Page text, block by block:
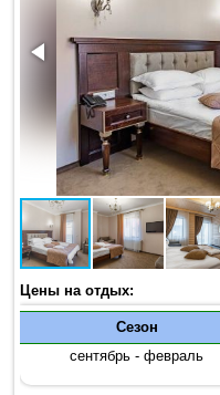
Цены на отдых:
Сезон
сентябрь - февраль